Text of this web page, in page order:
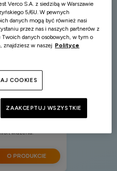
MD
do oczu
(prowitaminie
widzenia.
O PRODUKCIE
Verco S.A. z siedzibą w Warszawie
5/6U. W pewnych
danych mogą być również nasi
przez nas i naszych partnerów z
Twoich danych osobowych, w tym o
znajdziesz w naszej Polityce
COOKIES
ZAAKCEPTUJ WSZYSTKIE